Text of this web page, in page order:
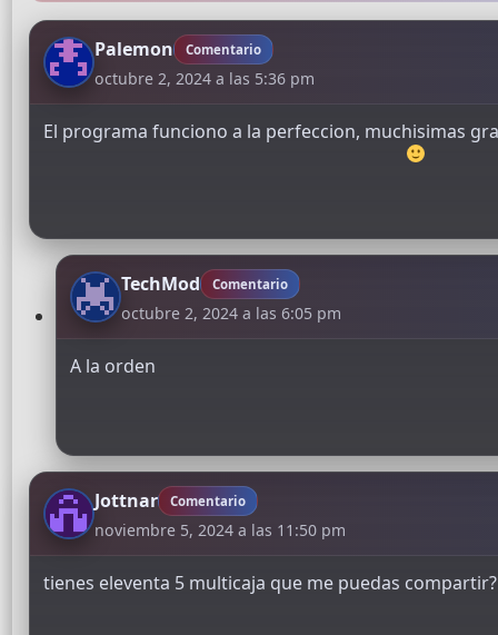
Palemon Comentario
octubre 2, 2024 a las 5:36 pm
El programa funciono a la perfeccion, muchisimas
TechMod Comentario
octubre 2, 2024 a las 6:05 pm
A la orden
Jottnar Comentario
noviembre 5, 2024 a las 11:50 pm
tienes eleventa 5 multicaja que me puedas compartir?